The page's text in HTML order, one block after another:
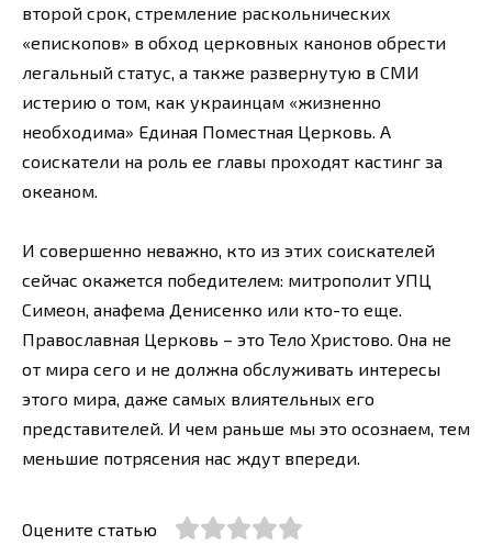
второй срок, стремление раскольнических
«епископов» в обход церковных канонов обрести
легальный статус, а также развернутую в СМИ
истерию о том, как украинцам «жизненно
необходима» Единая Поместная Церковь. А
соискатели на роль ее главы проходят кастинг за
океаном.
И совершенно неважно, кто из этих соискателей
сейчас окажется победителем: митрополит УПЦ
Симеон, анафема Денисенко или кто-то еще.
Православная Церковь – это Тело Христово. Она не
от мира сего и не должна обслуживать интересы
этого мира, даже самых влиятельных его
представителей. И чем раньше мы это осознаем, тем
меньшие потрясения нас ждут впереди.
Оцените статью